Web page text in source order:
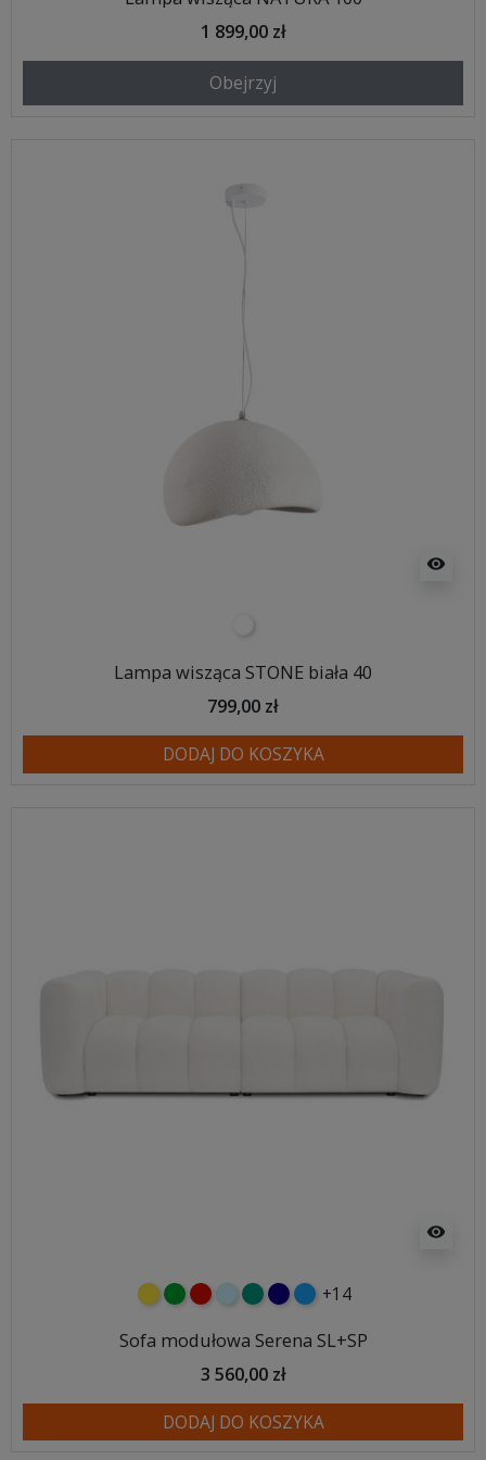
1 899,00 zł
Obejrzyj
visibility
Lampa wisząca STONE biała 40
799,00 zł
DODAJ DO KOSZYKA
visibility
żółtyzielonyczerwony
błękitnyturkusowy
granatowy
niebieski
+14
Sofa modułowa Serena SL+SP
3 560,00 zł
DODAJ DO KOSZYKA